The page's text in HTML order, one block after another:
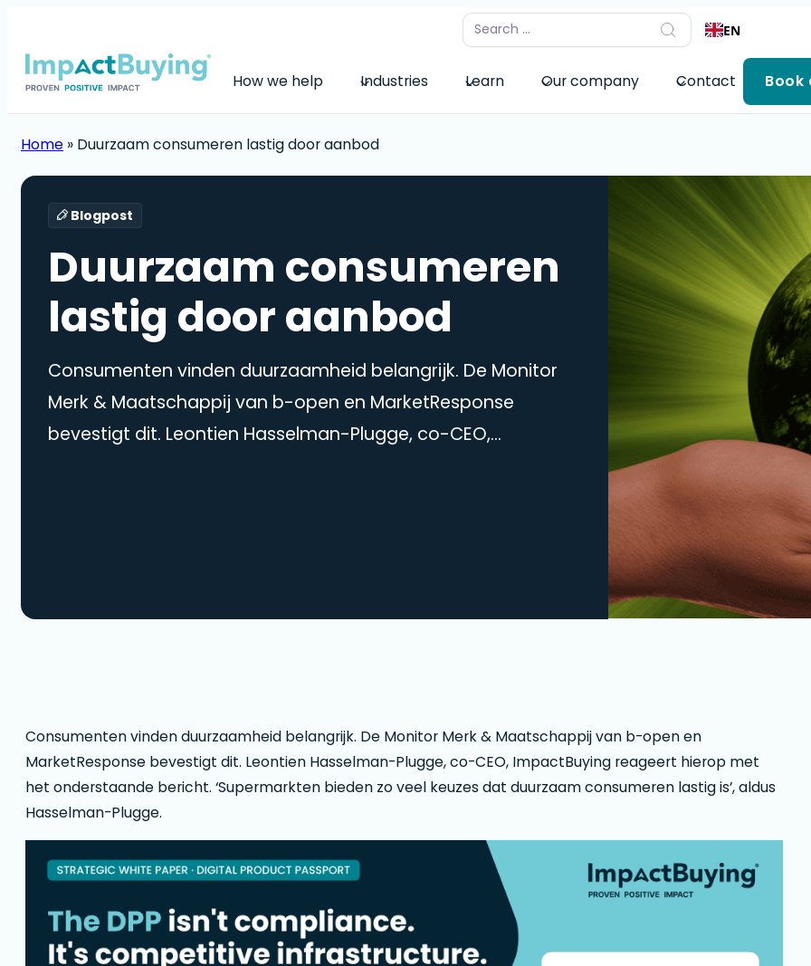
EN
How we help Industries Learn Our company Contact Book
Home » Duurzaam consumeren lastig door aanbod
Blogpost
Duurzaam consumeren
lastig door aanbod
Consumenten vinden duurzaamheid belangrijk. De Monitor
Merk & Maatschappij van b-open en MarketResponse
bevestigt dit. Leontien Hasselman-Plugge, co-CEO,
Consumenten vinden duurzaamheid belangrijk. De Monitor Merk & Maatschappij van b-open en
MarketResponse bevestigt dit. Leontien Hasselman-Plugge, co-CEO, ImpactBuying reageert hierop met
het onderstaande bericht. ‘Supermarkten bieden zo veel keuzes dat duurzaam consumeren lastig is’, aldus
Hasselman-Plugge.